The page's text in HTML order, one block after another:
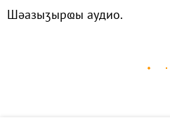
Шәазыӡырҩы аудио.